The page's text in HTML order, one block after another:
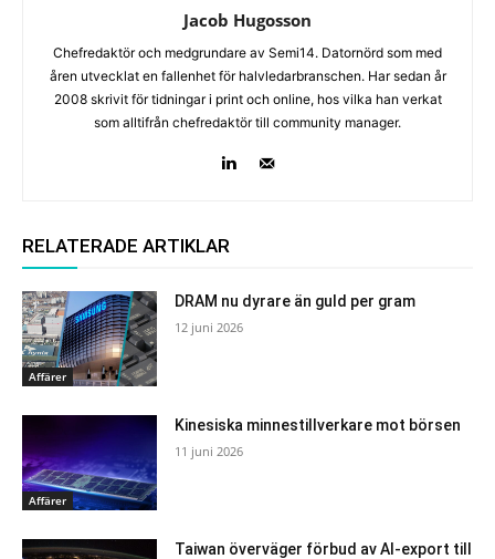
Jacob Hugosson
Chefredaktör och medgrundare av Semi14. Datornörd som med
åren utvecklat en fallenhet för halvledarbranschen. Har sedan år
2008 skrivit för tidningar i print och online, hos vilka han verkat
som alltifrån chefredaktör till community manager.
RELATERADE ARTIKLAR
Affärer
DRAM nu dyrare än guld per gram
12 juni 2026
Affärer
Kinesiska minnestillverkare mot börsen
11 juni 2026
Taiwan överväger förbud av AI-export till